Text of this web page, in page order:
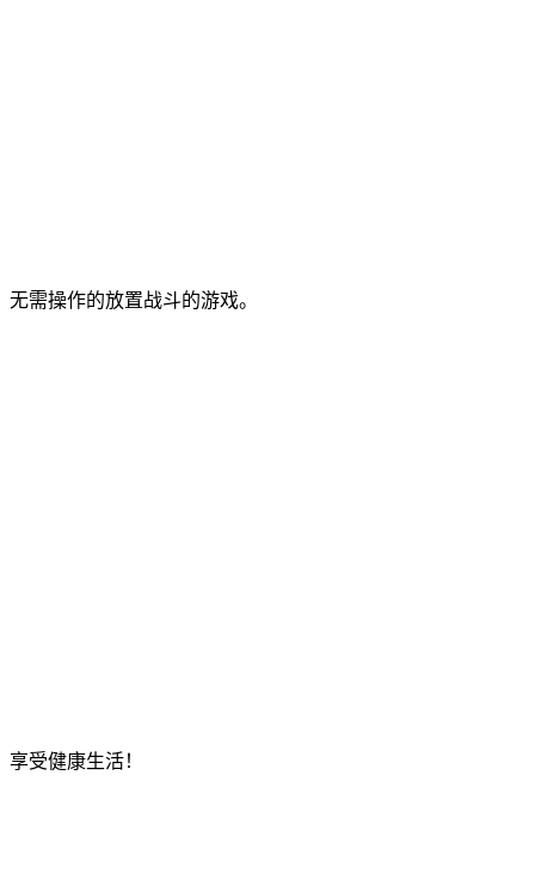
需操作的放置战斗的游戏。
受健康生活！